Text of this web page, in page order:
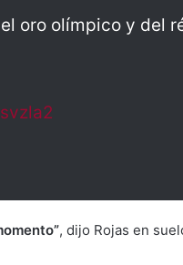
oro olímpico y del
, dijo Rojas en